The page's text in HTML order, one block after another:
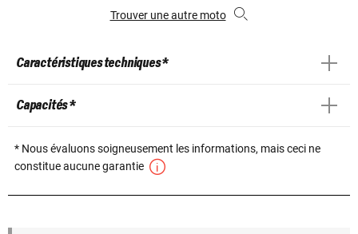
Trouver une autre moto
Caractéristiques techniques *
Capacités *
* Nous évaluons soigneusement les informations, mais ceci ne
constitue aucune garantie